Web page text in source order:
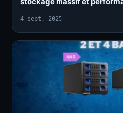
4 sept. 2025